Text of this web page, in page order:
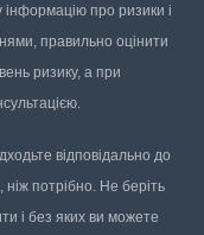
інформацію про ризики і
правильно оцінити
ризику, а при
відповідально до
потрібно. Не беріть
і без яких ви можете